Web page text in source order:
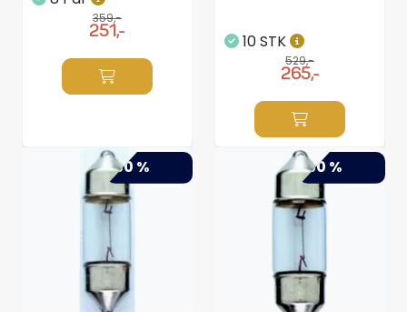
359,-
251,- 10 STK
529,-
265,-
-50 % -50 %